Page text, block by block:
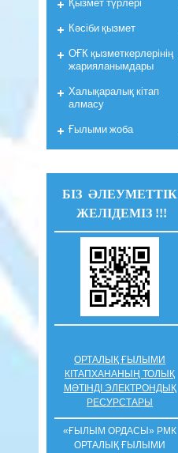
Кәсіби қызмет
ОҒК қызметкерлерiнiң
жарияланымдары
Халықаралық кітап
алмасу
Ғылыми жоба
БІЗ ӘЛЕУМЕТТІК
ЖЕЛІДЕМІЗ !!!
ОРТАЛЫҚ ҒЫЛЫМИ
КІТАПХАНАНЫҢ ТОЛЫҚ
МӘТІНДІ ЭЛЕКТРОНДЫҚ
РЕСУРСТАРЫ
«ҒЫЛЫМ ОРДАСЫ» РМК
ОРТАЛЫҚ ҒЫЛЫМИ